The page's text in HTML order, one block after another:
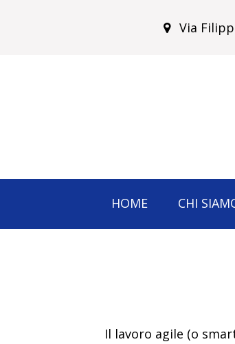
Via
HOME CHI
Il lavoro agile (o